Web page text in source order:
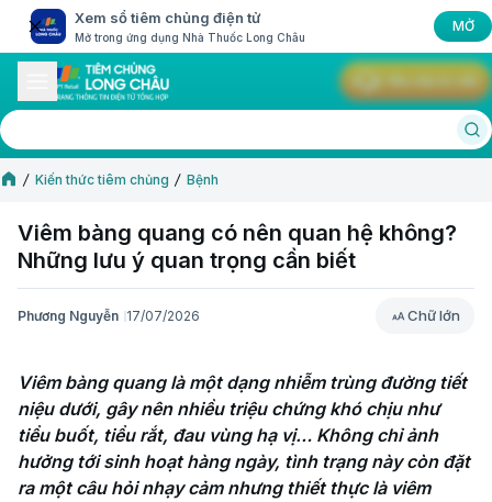
Xem sổ tiêm chủng điện tử
Mở trong ứng dụng Nhà Thuốc Long Châu
MỞ
Kiến thức tiêm chủng Bệnh
Viêm bàng quang có nên quan hệ không?
Những lưu ý quan trọng cần biết
Phương Nguyễn 17/07/2026 Chữ lớn
Chữ lớn
Viêm bàng quang là một dạng nhiễm trùng đường tiết
niệu dưới, gây nên nhiều triệu chứng khó chịu như
tiểu buốt, tiểu rắt, đau vùng hạ vị… Không chỉ ảnh
hưởng tới sinh hoạt hàng ngày, tình trạng này còn đặt
ra một câu hỏi nhạy cảm nhưng thiết thực là viêm